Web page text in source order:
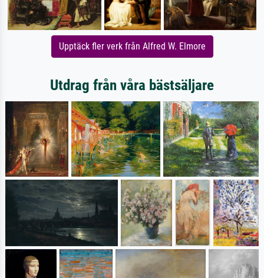
Upptäck fler verk från Alfred W. Elmore
Utdrag från våra bästsäljare